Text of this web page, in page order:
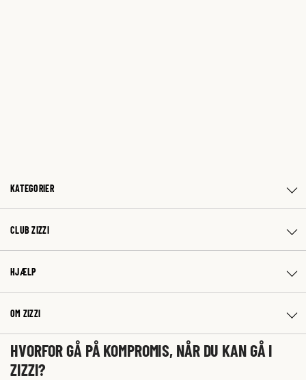
KATEGORIER
CLUB ZIZZI
HJÆLP
OM ZIZZI
HVORFOR GÅ PÅ KOMPROMIS, NÅR DU KAN GÅ I
ZIZZI?